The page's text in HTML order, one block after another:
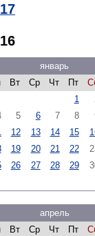
январь
Вт Ср Чт Пт
1
5 6 7 8
12 13 14 15
19 20 21 22
26 27 28 29
апрель
Вт Ср Чт Пт